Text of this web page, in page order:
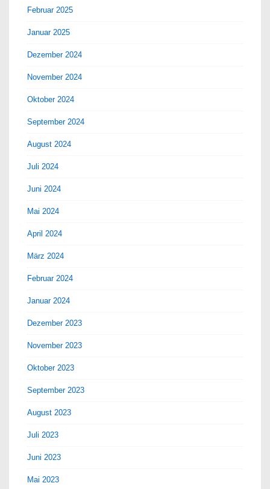
Februar 2025
Januar 2025
Dezember 2024
November 2024
Oktober 2024
September 2024
August 2024
Juli 2024
Juni 2024
Mai 2024
April 2024
März 2024
Februar 2024
Januar 2024
Dezember 2023
November 2023
Oktober 2023
September 2023
August 2023
Juli 2023
Juni 2023
Mai 2023